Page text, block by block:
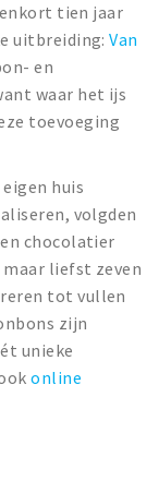
tien jaar
uitbreiding:Van
en
waar het ijs
toevoeging
huis
volgden
chocolatier
maar liefst zeven
tot vullen
zijn
unieke
online